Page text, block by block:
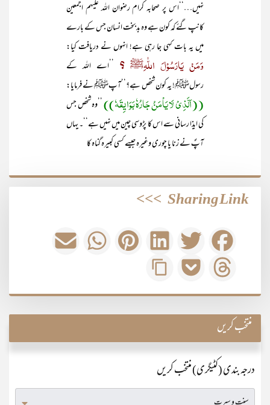
نہیں…‘‘اس پر صحابہ کرام رضوان اللہ علیہم اجمعین
کانپ گئے کہ کون ہے وہ بدبخت انسان جس کے بارے
میں یہ بات کہی جا رہی ہے! انہوں نے دریافت کیا:
وَمَنْ یَارَسُوْلَ اللّٰہِﷺ ؟
’’اے اللہ کے
رسولﷺ! یہ کون شخص ہے؟‘‘آپﷺ نے فرمایا:
((اَلَّذِیْ لَا یَاْمَنُ جَارُہٗ بَوَایِقَہٗ)) ’’وہ شخص جس
کی ایذا رسانی سے اس کا پڑوسی چین میں نہیں ہے‘‘۔ یہاں
آپؐ نے زنا یا چوری وغیرہ جیسے کسی کبیرہ گناہ کا
Sharing Link
>>>
منتخب کریں
درجہ بندی (کٹیگری) منتخب کریں